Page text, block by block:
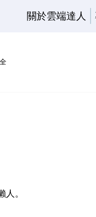
關於雲端達人
。